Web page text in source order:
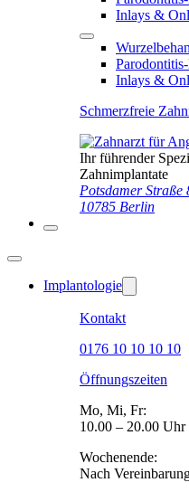
Inlays &
Inlays &
Schmerzfreie
Ihr führender
Zahnimplantate
Potsdamer Straße
10785 Berlin
Implantologie
Kontakt
0176 10 10 10 10
Öffnungszeiten
Mo, Mi, Fr:
10.00 – 20.00 Uhr
Wochenende:
Nach